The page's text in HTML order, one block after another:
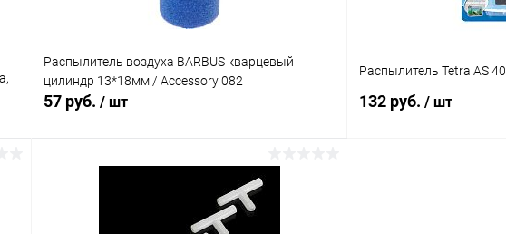
Распылитель воздуха BARBUS кварцевый
цилиндр 13*18мм / Accessory 082
57 руб. / шт
Сравнение
Распылитель Tetra AS 40
132 руб. / шт